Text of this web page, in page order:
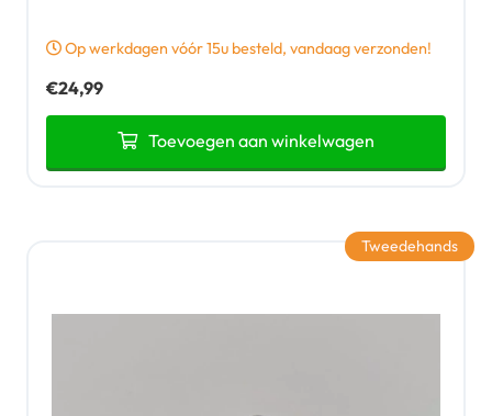
Op werkdagen vóór 15u besteld, vandaag verzonden!
€24,99
Toevoegen aan winkelwagen
Tweedehands